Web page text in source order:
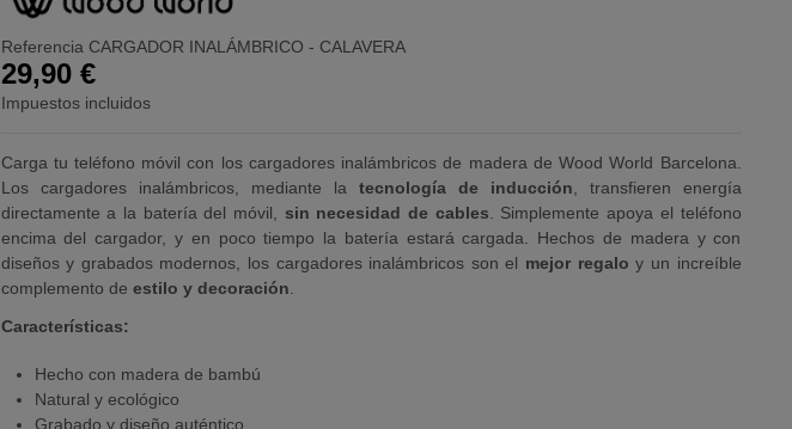
Referencia CARGADOR INALÁMBRICO - CALAVERA
29,90 €
Impuestos incluidos
Carga tu teléfono móvil con los cargadores inalámbricos de madera de Wood World Barcelona.
Los cargadores inalámbricos, mediante la tecnología de inducción , transfieren energía
directamente a la batería del móvil, sin necesidad de cables . Simplemente apoya el teléfono
encima del cargador, y en poco tiempo la batería estará cargada. Hechos de madera y con
diseños y grabados modernos, los cargadores inalámbricos son el mejor regalo y un increíble
complemento de estilo y decoración
Características:
Hecho con madera de bambú
Natural y ecológico
Grabado y diseño auténtico